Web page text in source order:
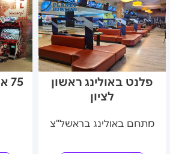
פלנט באולינג ראשון
לציון
מתחם באולינג בראשל"צ